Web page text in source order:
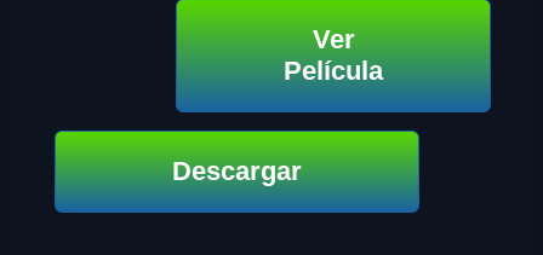
Ver
Película
Descargar